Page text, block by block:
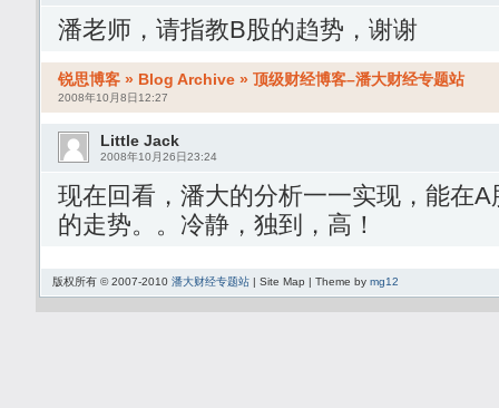
潘老师，请指教B股的趋势，谢谢
锐思博客 » Blog Archive » 顶级财经博客–潘大财经专题站
2008年10月8日12:27
Little Jack
2008年10月26日23:24
现在回看，潘大的分析一一实现，能在
的走势。。冷静，独到，高！
版权所有 © 2007-2010 潘大财经专题站 | Site Map | Theme by mg12